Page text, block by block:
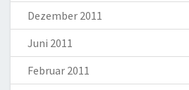
Dezember 2011
Juni 2011
Februar 2011